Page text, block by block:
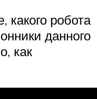
какого робота
данного
как